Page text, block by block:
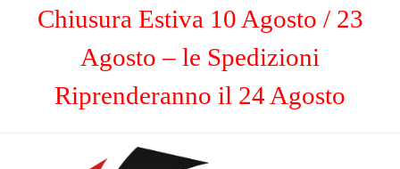
Chiusura Estiva 10 Agosto / 23
Agosto – le Spedizioni
Riprenderanno il 24 Agosto